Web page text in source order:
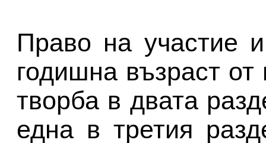
Право на участие
годишна възраст
творба в двата
една в третия